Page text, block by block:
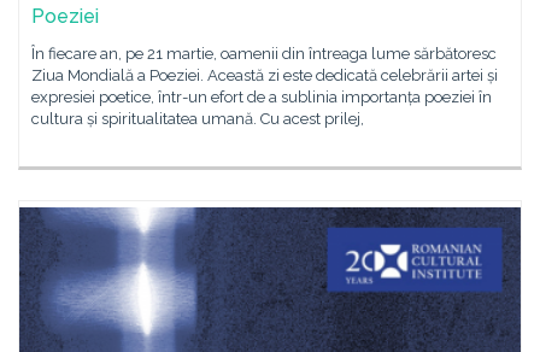
Poeziei
În fiecare an, pe 21 martie, oamenii din întreaga lume sărbătoresc
Ziua Mondială a Poeziei. Această zi este dedicată celebrării artei și
expresiei poetice, într-un efort de a sublinia importanța poeziei în
cultura și spiritualitatea umană. Cu acest prilej,